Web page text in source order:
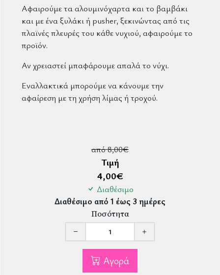
Αφαιρούμε τα αλουμινόχαρτα και το βαμβάκι
και με ένα ξυλάκι ή pusher, ξεκινώντας από τις
πλαϊνές πλευρές του κάθε νυχιού, αφαιρούμε το
προϊόν.
Αν χρειαστεί μπαφάρουμε απαλά το νύχι.
Εναλλακτικά μπορούμε να κάνουμε την
αφαίρεση με τη χρήση λίμας ή τροχού.
από 8,00€
Τιμή
4,00€
Διαθέσιμο
Διαθέσιμο από 1 έως 3 ημέρες
Ποσότητα
Αγορά